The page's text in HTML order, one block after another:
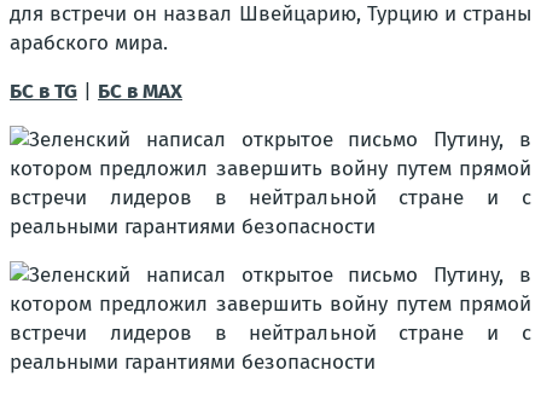
для встречи он назвал Швейцарию, Турцию и страны
арабского мира.
БС в TG
БС в МАХ